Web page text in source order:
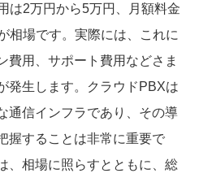
は2万円から5万円、月額料金
相場です。実際には、これに
費用、サポート費用などさま
発生します。クラウドPBXは
通信インフラであり、その導
握することは非常に重要で
、相場に照らすとともに、総